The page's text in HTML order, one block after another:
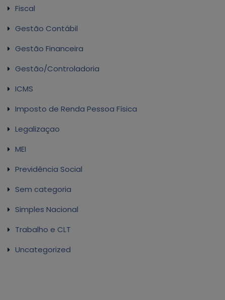
Fiscal
Gestão Contábil
Gestão Financeira
Gestão/Controladoria
ICMS
Imposto de Renda Pessoa Física
Legalizaçao
MEI
Previdência Social
Sem categoria
Simples Nacional
Trabalho e CLT
Uncategorized